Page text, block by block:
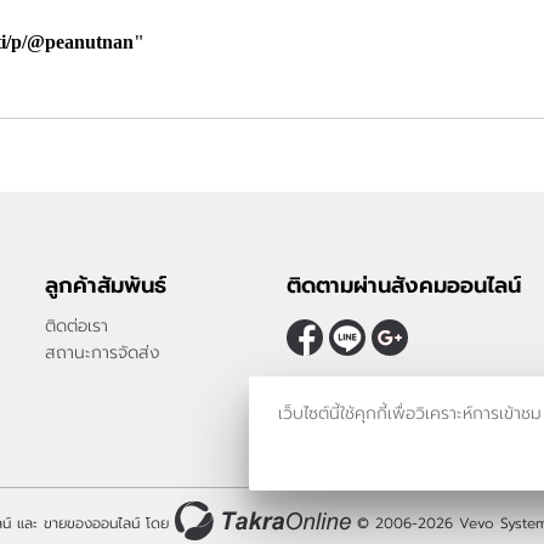
p/@peanutnan
ลูกค้าสัมพันธ์
ติดต่อเรา
สถานะการจัดส่ง
ติดตามผ่านสังคมออนไลน์
และ ขายของออนไลน์ โดย © 2006-2026 Vevo
เว็บไซต์นี้ใช้คุกกี้เพื่อวิเคราะห์การเข้